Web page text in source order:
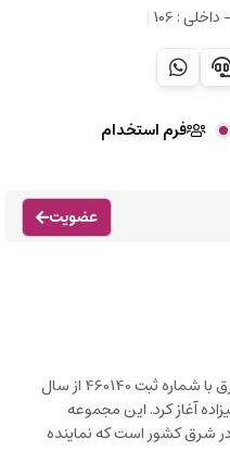
|
فرم استخدام
عضویت
علامت تجاری سرزمین کالای بهشت شرق با شماره ثبت 460140 از سال
آغاز کرد. این مجموعه
در شرق کشور است که نماینده